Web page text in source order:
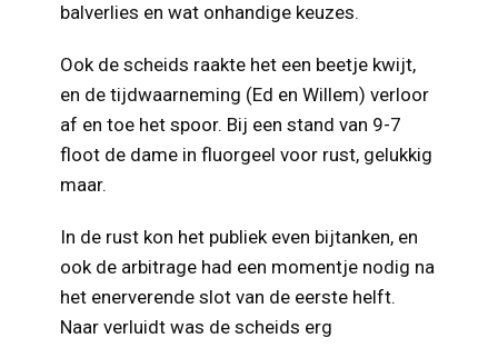
balverlies en wat onhandige keuzes.
Ook de scheids raakte het een beetje kwijt,
en de tijdwaarneming (Ed en Willem) verloor
af en toe het spoor. Bij een stand van 9-7
floot de dame in fluor­geel voor rust, gelukkig
maar.
In de rust kon het publiek even bijtanken, en
ook de arbitrage had een momentje nodig na
het enerverende slot van de eerste helft.
Naar verluidt was de scheids erg